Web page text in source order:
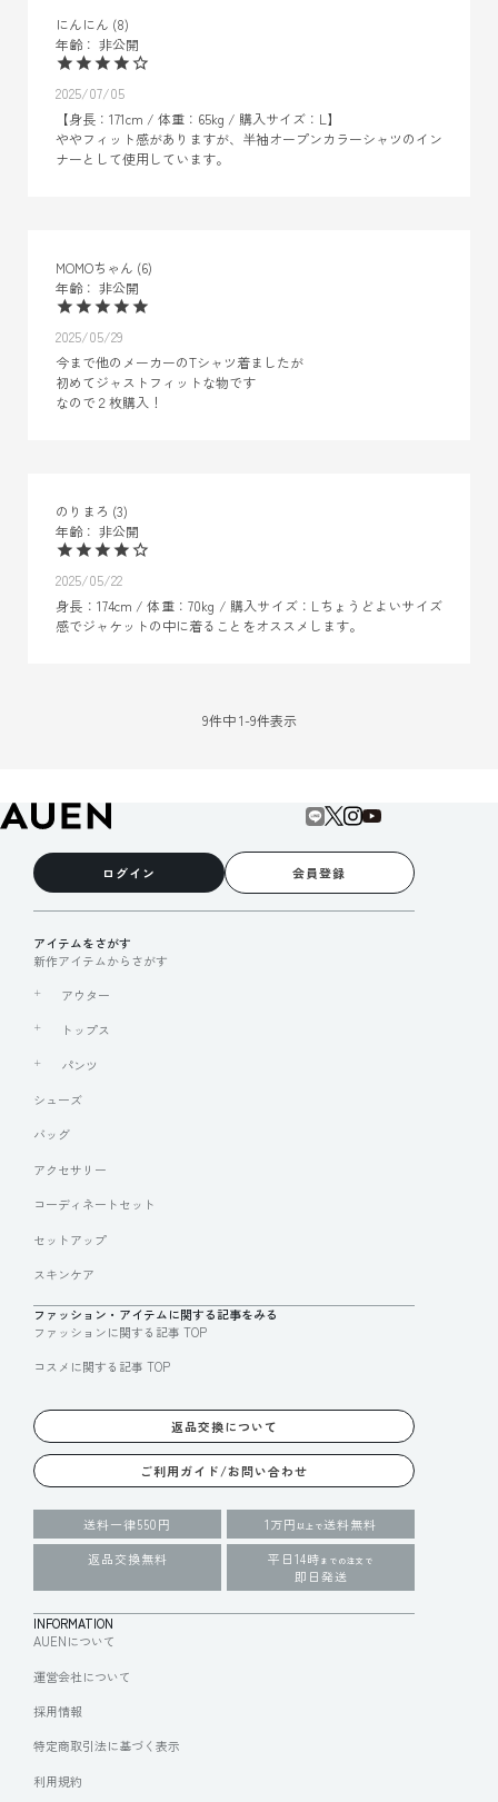
にんにん 8
非公開
2025/07/05
【身長：171cm / 体重：65kg / 購入サイズ：L】
ややフィット感がありますが、半袖オープンカラーシャツのイン
ナーとして使用しています。
MOMOちゃん 6
非公開
2025/05/29
今まで他のメーカーのTシャツ着ましたが
初めてジャストフィットな物です
なので２枚購入！
のりまろ 3
非公開
2025/05/22
身長：174cm / 体重：70kg / 購入サイズ：Lちょうどよいサイズ
感でジャケットの中に着ることをオススメします。
9件中 1-9件表示
ログイン 会員登録
アイテムをさがす
新作アイテムからさがす
アウター
トップス
パンツ
シューズ
バッグ
アクセサリー
コーディネートセット
セットアップ
スキンケア
ファッション・アイテムに関する記事をみる
ファッションに関する記事 TOP
コスメに関する記事 TOP
返品交換について
ご利用ガイド/お問い合わせ
送料一律550円 1万円 以上で送料無料
返品交換無料
平日14時 までの注文で
即日発送
INFORMATION
AUENについて
運営会社について
採用情報
特定商取引法に基づく表示
利用規約